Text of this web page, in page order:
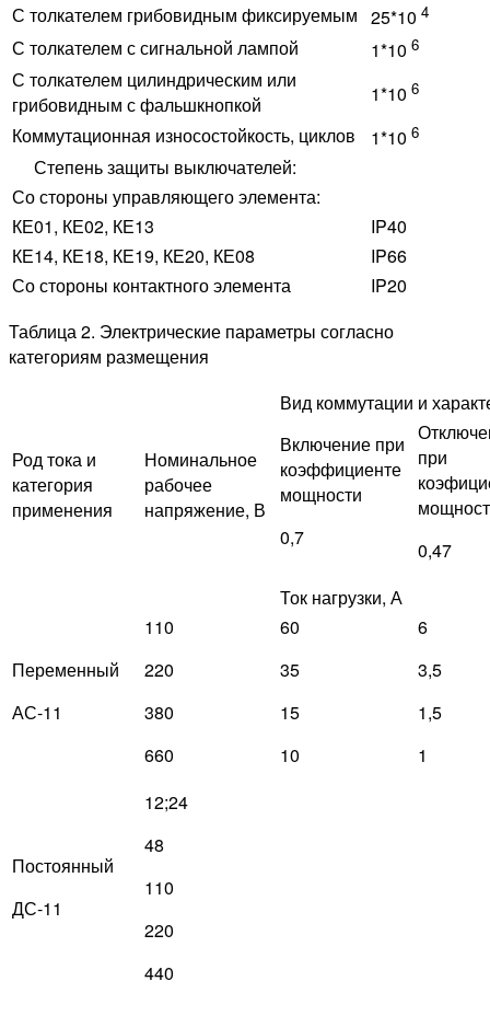
С толкателем грибовидным фиксируемым 25*10 4
С толкателем с сигнальной лампой 1*10 6
С толкателем цилиндрическим или
грибовидным с фальшкнопкой
1*10 6
Коммутационная износостойкость, циклов 1*10 6
Степень защиты выключателей:
Со стороны управляющего элемента:
КЕ01, КЕ02, КЕ13
IP40
КЕ14, КЕ18, КЕ19, КЕ20, КЕ08
IP66
Со стороны контактного элемента
IP20
Таблица 2. Электрические параметры согласно
категориям размещения
Род тока и
категория
применения
Номинальное
рабочее
напряжение, В
Вид коммутации и
Включение при
коэффициенте
мощности
0,7
при
0,47
Ток нагрузки, А
Переменный
АС-11
110
220
380
660
60
35
15
10
6
3,5
1,5
1
Постоянный
ДС-11
12;24
48
110
220
440